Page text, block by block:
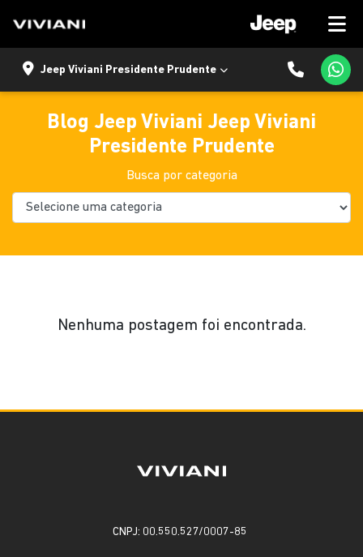
Jeep Viviani Presidente Prudente
Blog Jeep Viviani Jeep Viviani
Presidente Prudente
Busca por categoria
Nenhuma postagem foi encontrada.
CNPJ: 00.550.527/0007-85